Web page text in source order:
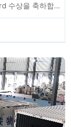
eSignGlobal의 2025 CAHK STAR Award 수상을 축하합니다!